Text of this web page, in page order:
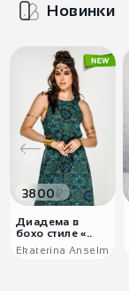
Новинки
3800₽
Диадема в
бохо стиле «..
Ekaterina Anselm